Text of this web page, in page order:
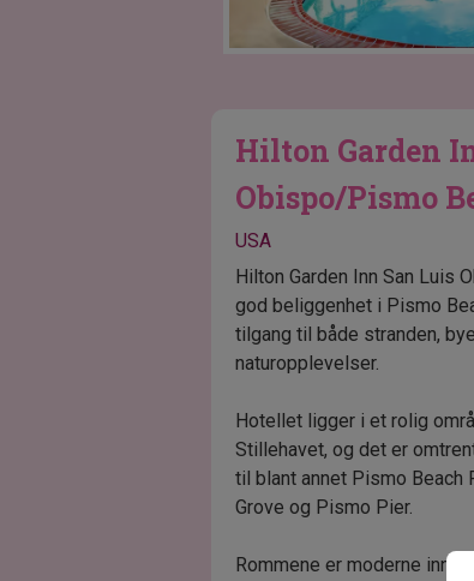
Hilton Garden
Obispo/Pismo
USA
Hilton Garden Inn San Luis
god beliggenhet i Pismo
tilgang til både stranden,
naturopplevelser.
Hotellet ligger i et rolig
Stillehavet, og det er
til blant annet Pismo Beach
Grove og Pismo Pier.
Rommene er moderne